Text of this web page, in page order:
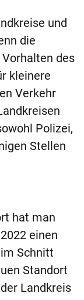
und
die
des
kleinere
Verkehr
Polizei,
Stellen
hat man
einen
Schnitt
Standort
Landkreis